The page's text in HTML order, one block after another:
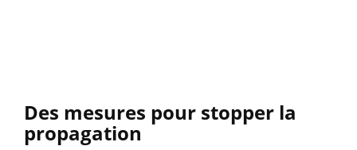
Des mesures pour stopper la
propagation